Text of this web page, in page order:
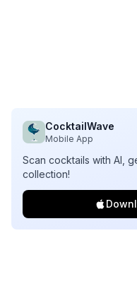
CocktailWave
Mobile App
Scan cocktails with AI,
collection!